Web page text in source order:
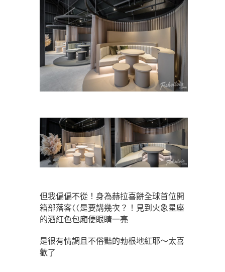
但我偏偏不從！身為赫拉喜餅全球首位開
箱部落客((是要講幾次？！見到火象星座
的酒紅色包廂便眼睛一亮
是很有情調且不俗豔的勃根地紅耶～太喜
歡了